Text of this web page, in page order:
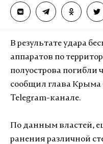
В результате удара
аппаратов по
полуострова погибли
сообщил глава Крыма
Telegram-канале.
По данным властей,
ранения различной